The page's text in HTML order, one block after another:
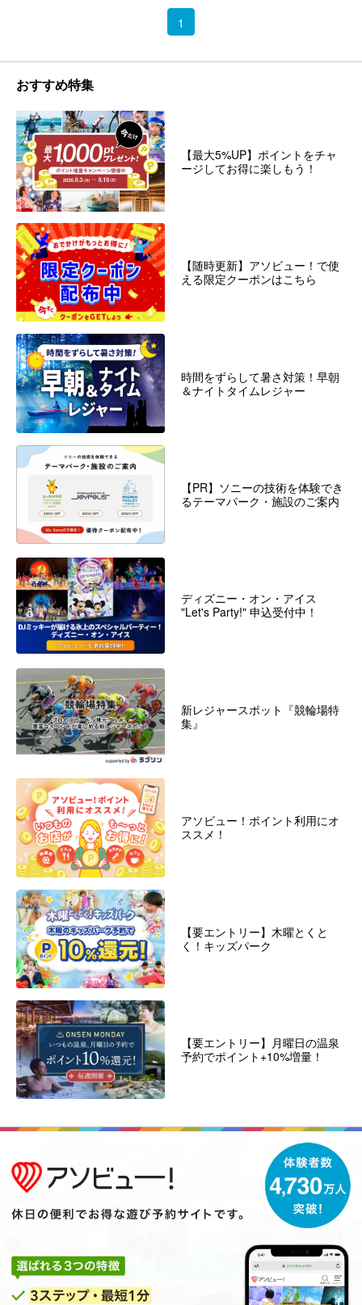
1
おすすめ特集
【最大5%UP】ポイントをチャ
ージしてお得に楽しもう！
【随時更新】アソビュー！で使
える限定クーポンはこちら
時間をずらして暑さ対策！早朝
＆ナイトタイムレジャー
【PR】ソニーの技術を体験でき
るテーマパーク・施設のご案内
ディズニー・オン・アイス
"Let's Party!" 申込受付中！
新レジャースポット『競輪場特
集』
アソビュー！ポイント利用にオ
ススメ！
【要エントリー】木曜とくと
く！キッズパーク
【要エントリー】月曜日の温泉
予約でポイント+10%増量！